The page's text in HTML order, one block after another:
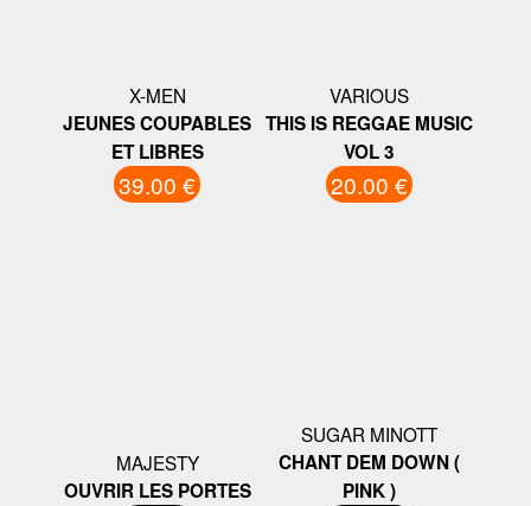
X-MEN
JEUNES COUPABLES
ET LIBRES
39.00 €
VARIOUS
THIS IS REGGAE MUSIC
VOL 3
20.00 €
MAJESTY
OUVRIR LES PORTES
SUGAR MINOTT
CHANT DEM DOWN (
PINK )